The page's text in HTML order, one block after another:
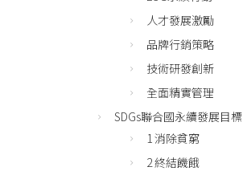
人才發展激勵
品牌行銷策略
技術研發創新
全面精實管理
SDGs聯合國永續發展目標
1 消除貧窮
2 終結饑餓